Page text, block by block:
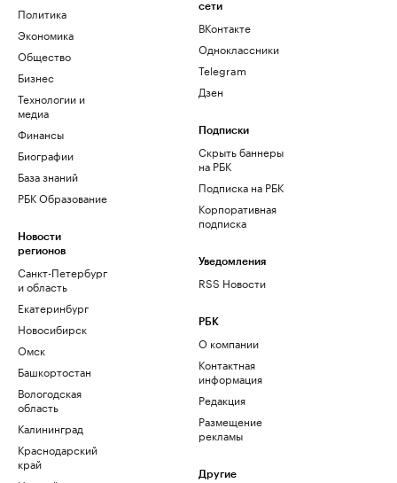
Политика
Экономика
Общество
Бизнес
Технологии и
медиа
Финансы
Биографии
База знаний
РБК Образование
Новости
регионов
Санкт-Петербург
и область
Екатеринбург
Новосибирск
Омск
Башкортостан
Вологодская
область
Калининград
Краснодарский
край
сети
ВКонтакте
Одноклассники
Telegram
Дзен
Подписки
Скрыть баннеры
на РБК
Подписка на РБК
Корпоративная
подписка
Уведомления
RSS Новости
РБК
О компании
Контактная
информация
Редакция
Размещение
рекламы
Другие